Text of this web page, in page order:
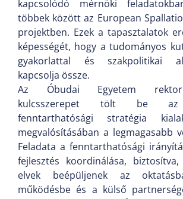
kapcsolódó mérnöki
többek között az European
projektben. Ezek a tapasztalatok
képességét, hogy a tudományos
gyakorlattal és szakpolitikai
kapcsolja össze.
Az Óbudai Egyetem
kulcsszerepet tölt be az
fenntarthatósági stratégia
megvalósításában a legmagasabb
Feladata a fenntarthatósági
fejlesztés koordinálása,
elvek beépüljenek az
működésbe és a külső